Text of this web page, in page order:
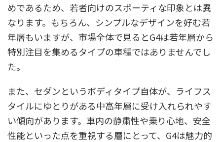
めであるため、若者向けのスポーティな印象とは異
なります。もちろん、シンプルなデザインを好む若
年層もいますが、市場全体で見るとG4は若年層から
特別注目を集めるタイプの車種ではありませんでし
た。
また、セダンというボディタイプ自体が、ライフス
タイルにゆとりがある中高年層に受け入れられやす
い傾向があります。車内の静粛性や乗り心地、安全
性能といった点を重視する層にとって、G4は魅力的